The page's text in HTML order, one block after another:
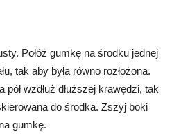
Połóż gumkę na środku jednej
tak aby była równo rozłożona.
pół wzdłuż dłuższej krawędzi, tak
do środka. Zszyj boki
gumkę.